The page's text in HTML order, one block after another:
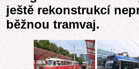
ještě rekonstrukcí
běžnou tramvaj.